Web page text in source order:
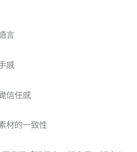
言
感
信任感
材的一致性